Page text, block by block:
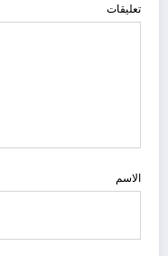
تعليقات
الاسم